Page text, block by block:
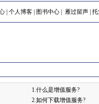
个人博客 图书中心 雁过留声
1.什么是增值服务?
2.如何下载增值服务?